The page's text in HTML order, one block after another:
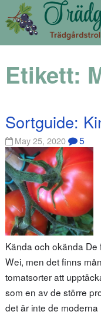
Etikett:
Sortguide:
May 25, 2020 5
Kända och okända
Wei, men det finns
tomatsorter att
som en av de större
det är inte de